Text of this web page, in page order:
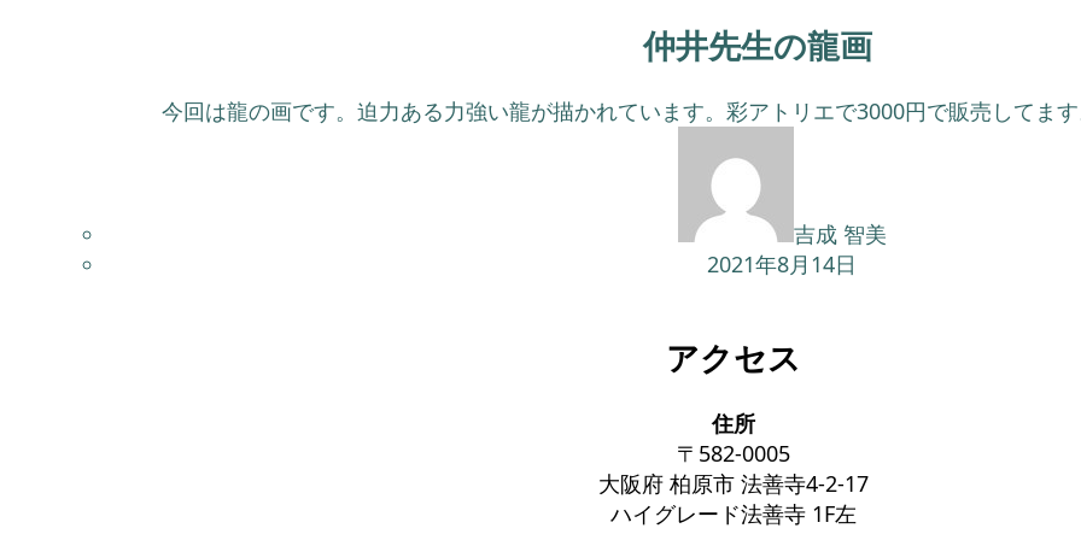
仲井先生の龍画
今回は龍の画です。迫力ある力強い龍が描かれています。彩アトリエで3000円で販売してま
吉成 智美
2021年8月14日
アクセス
住所
〒582-0005
大阪府 柏原市 法善寺4-2-17
ハイグレード法善寺 1F左